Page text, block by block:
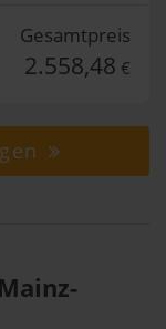
Gesamtpreis
2.558,48 €